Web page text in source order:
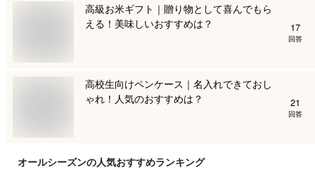
高級お米ギフト｜贈り物として喜んでもら
える！美味しいおすすめは？
17
回答
高校生向けペンケース｜名入れできておし
ゃれ！人気のおすすめは？
21
回答
オールシーズンの人気おすすめランキング